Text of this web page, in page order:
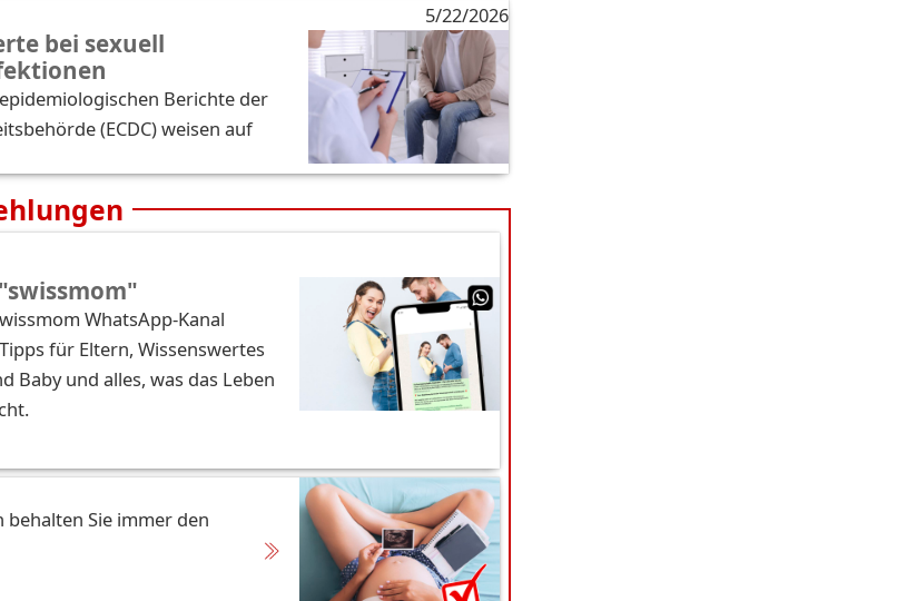
5/22/2026
bei sexuell
Berichte der
(ECDC) weisen auf
WhatsApp-Kanal
für Eltern, Wissenswertes
Baby und alles, was das Leben
behalten Sie immer den